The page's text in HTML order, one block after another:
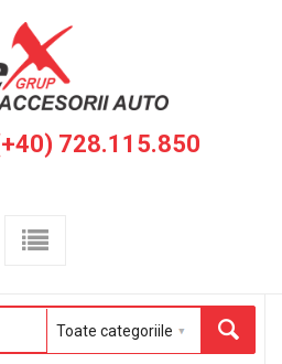
728.115.850